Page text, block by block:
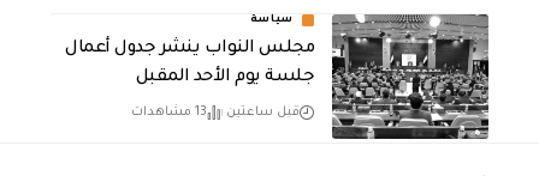
سياسة
مجلس النواب ينشر جدول أعمال
جلسة يوم الأحد المقبل
قبل ساعتين 13 مشاهدات